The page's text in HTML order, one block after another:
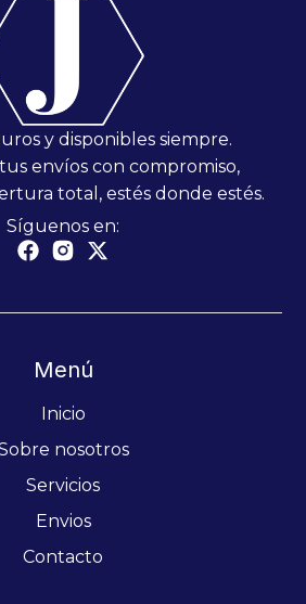
y disponibles siempre.
envíos con compromiso,
total, estés donde estés.
Síguenos en:
Menú
Inicio
nosotros
Servicios
Envios
Contacto